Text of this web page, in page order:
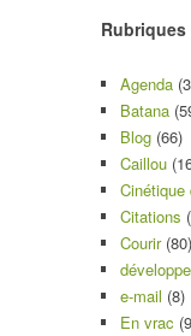
Rubriques
Agenda
Batana
Blog (66)
Caillou
Cinétique
Citations
Courir(80)
e-mail (8)
En vrac